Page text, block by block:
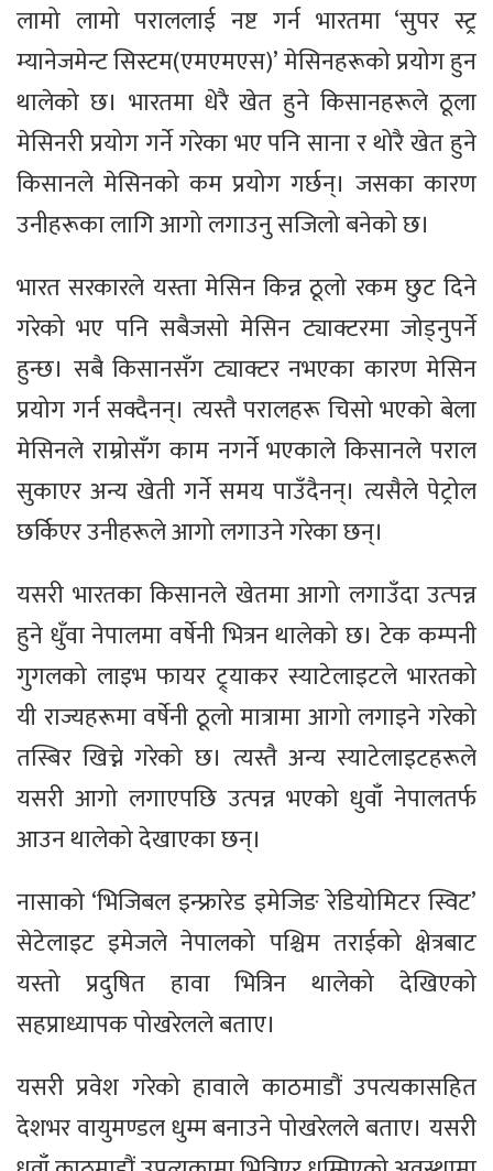
लामो लामो पराललाई नष्ट गर्न भारतमा ‘सुपर स्ट्र
म्यानेजमेन्ट सिस्टम(एमएमएस)’ मेसिनहरूको प्रयोग हुन
थालेको छ। भारतमा धेरै खेत हुने किसानहरूले ठूला
मेसिनरी प्रयोग गर्ने गरेका भए पनि साना र थोरै खेत हुने
किसानले मेसिनको कम प्रयोग गर्छन्। जसका कारण
उनीहरूका लागि आगो लगाउनु सजिलो बनेको छ।
भारत सरकारले यस्ता मेसिन किन्न ठूलो रकम छुट दिने
गरेको भए पनि सबैजसो मेसिन ट्याक्टरमा जोड्नुपर्ने
हुन्छ। सबै किसानसँग ट्याक्टर नभएका कारण मेसिन
प्रयोग गर्न सक्दैनन्। त्यस्तै परालहरू चिसो भएको बेला
मेसिनले राम्रोसँग काम नगर्ने भएकाले किसानले पराल
सुकाएर अन्य खेती गर्ने समय पाउँदैनन्। त्यसैले पेट्रोल
छर्किएर उनीहरूले आगो लगाउने गरेका छन्।
यसरी भारतका किसानले खेतमा आगो लगाउँदा उत्‍पन्न
हुने धुँवा नेपालमा वर्षेनी भित्रन थालेको छ। टेक कम्पनी
गुगलको लाइभ फायर ट्र्याकर स्याटेलाइटले भारतको
यी राज्यहरूमा वर्षेनी ठूलो मात्रामा आगो लगाइने गरेको
तस्बिर खिच्ने गरेको छ। त्यस्तै अन्य स्याटेलाइटहरूले
यसरी आगो लगाएपछि उत्पन्न भएको धुवाँ नेपालतर्फ
आउन थालेको देखाएका छन्।
नासाको ‘भिजिबल इन्फ्रारेड इमेजिङ रेडियोमिटर स्विट’
सेटेलाइट इमेजले नेपालको पश्चिम तराईको क्षेत्रबाट
यस्तो प्रदुषित हावा भित्रिन थालेको देखिएको
सहप्राध्यापक पोखरेलले बताए।
यसरी प्रवेश गरेको हावाले काठमाडौं उपत्यकासहित
देशभर वायुमण्डल धुम्म बनाउने पोखरेलले बताए। यसरी